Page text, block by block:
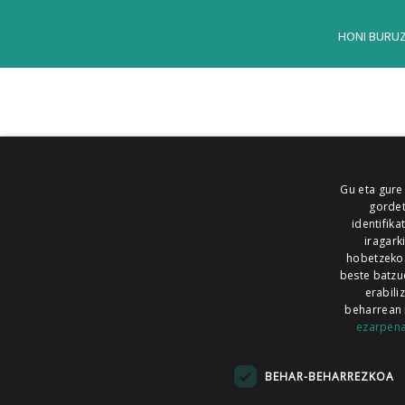
HONI BURUZ
ALEA
MAILOPE NOAUA
Gu eta
hobetzeko.
beste
beharrean
BEHAR-BEHARREZKOA